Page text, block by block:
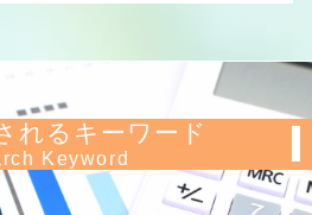
れるキーワード
Keyword